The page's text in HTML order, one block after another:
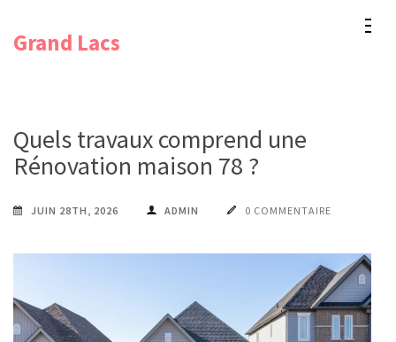
Grand Lacs
Quels travaux comprend une
Rénovation maison 78 ?
JUIN 28TH, 2026 ADMIN 0 COMMENTAIRE